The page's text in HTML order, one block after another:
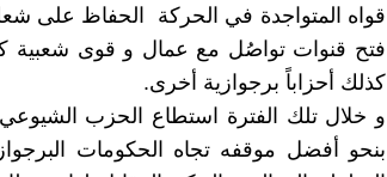
قواه المتواجدة في الحركة الحفاظ على
فتح قنوات تواصُل مع عمال و قوى شعبية
كذلك أحزاباً برجوازية أخرى.
و خلال تلك الفترة استطاع الحزب
بنحو أفضل موقفه تجاه الحكومات